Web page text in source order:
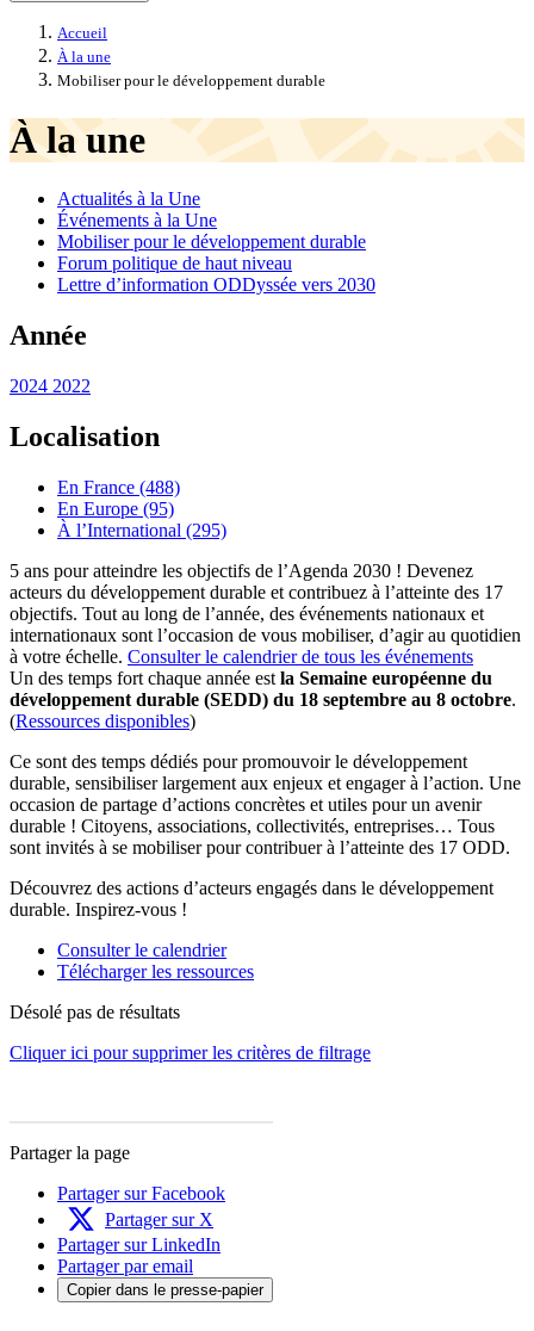
Accueil
À la une
Mobiliser pour le développement durable
À la une
Actualités à la Une
Événements à la Une
Mobiliser pour le développement durable
Forum politique de haut niveau
Lettre d’information ODDyssée vers 2030
Année
2024 2022
Localisation
En France (488)
En Europe (95)
À l’International (295)
5 ans pour atteindre les objectifs de l’Agenda 2030 ! Devenez
acteurs du développement durable et contribuez à l’atteinte des 17
objectifs. Tout au long de l’année, des événements nationaux et
internationaux sont l’occasion de vous mobiliser, d’agir au quotidien
à votre échelle. Consulter le calendrier de tous les événements
Un des temps fort chaque année est la Semaine européenne du
développement durable (SEDD) du 18 septembre au 8 octobre.
(Ressources disponibles)
Ce sont des temps dédiés pour promouvoir le développement
durable, sensibiliser largement aux enjeux et engager à l’action. Une
occasion de partage d’actions concrètes et utiles pour un avenir
durable ! Citoyens, associations, collectivités, entreprises… Tous
sont invités à se mobiliser pour contribuer à l’atteinte des 17 ODD.
Découvrez des actions d’acteurs engagés dans le développement
durable. Inspirez-vous !
Consulter le calendrier
Télécharger les ressources
Désolé pas de résultats
Cliquer ici pour supprimer les critères de filtrage
Partager la page
Partager sur Facebook
Partager sur X
Partager sur LinkedIn
Partager par email
Copier dans le presse-papier